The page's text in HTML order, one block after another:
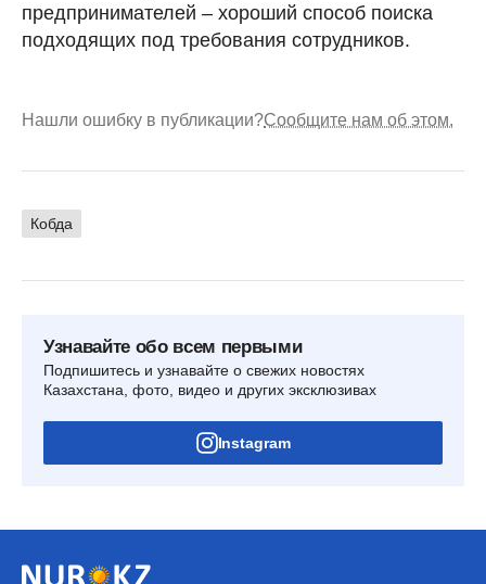
предпринимателей – хороший способ поиска
подходящих под требования сотрудников.
Нашли ошибку в публикации?Сообщите нам об этом.
Кобда
Узнавайте обо всем первыми
Подпишитесь и узнавайте о свежих новостях
Казахстана, фото, видео и других эксклюзивах
Instagram